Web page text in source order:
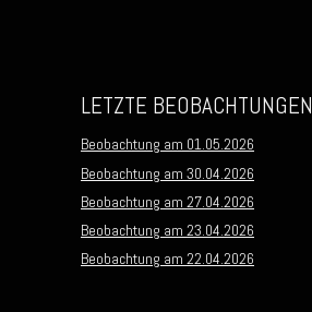
LETZTE BEOBACHTUNGEN
Beobachtung am 01.05.2026
Beobachtung am 30.04.2026
Beobachtung am 27.04.2026
Beobachtung am 23.04.2026
Beobachtung am 22.04.2026